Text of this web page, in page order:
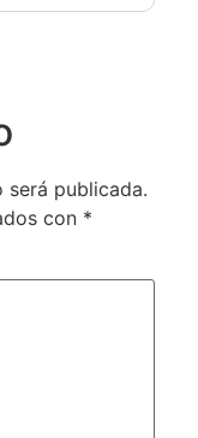
publicada.
con *